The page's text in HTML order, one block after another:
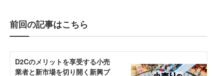
前回の記事はこちら